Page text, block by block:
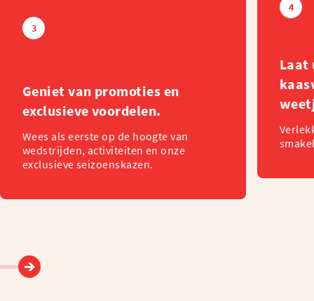
3
Geniet van promoties en
exclusieve voordelen.
Wees als eerste op de hoogte van
wedstrijden, activiteiten en onze
exclusieve seizoenskazen.
4
Laat